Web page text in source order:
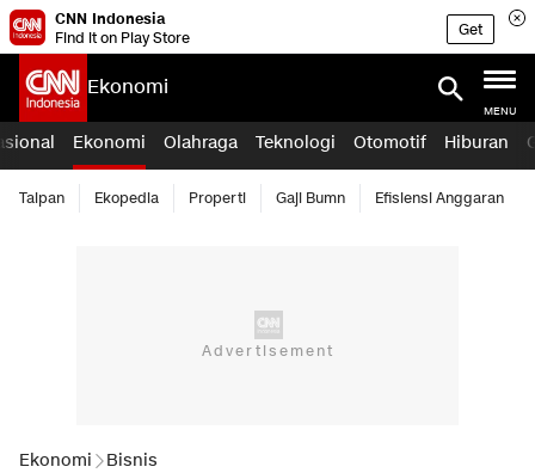
CNN Indonesia
Find it on Play Store
Get
Ekonomi
MENU
Ekonomi Olahraga Teknologi Otomotif Hiburan
Taipan Ekopedia Properti Gaji Bumn Efisiensi Anggaran
Ekonomi Bisnis